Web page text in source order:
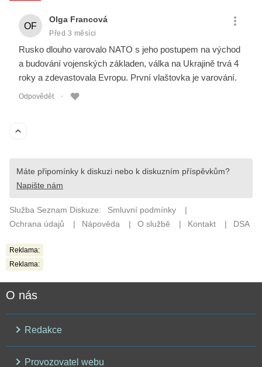
Reklama:
Reklama:
O nás
Redakce
Provozovatel webu